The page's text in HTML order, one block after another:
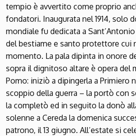
tempio è avvertito come proprio
fondatori. Inaugurata nel 1914, solo
mondiale fu dedicata a
del bestiame e santo protettore cui
momento. La pala dipinta in onore
sopra il dignitoso altare è opera del
Pomo: iniziò a dipingerla a Primiero
scoppio della guerra – la portò con
la completò ed in seguito la donò
solenne a Cereda la domenica
patrono, il 13 giugno. All’estate si